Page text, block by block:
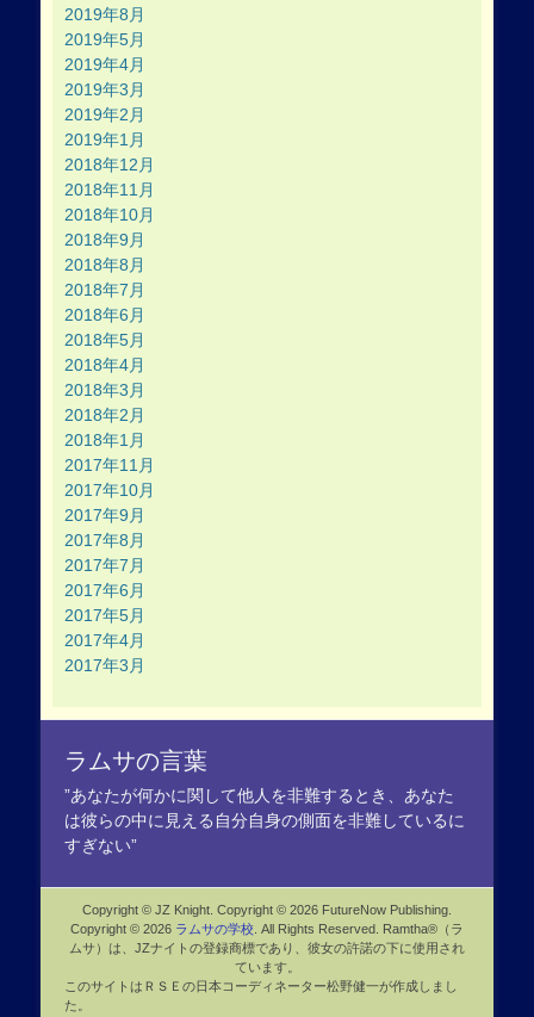
2019年8月
2019年5月
2019年4月
2019年3月
2019年2月
2019年1月
2018年12月
2018年11月
2018年10月
2018年9月
2018年8月
2018年7月
2018年6月
2018年5月
2018年4月
2018年3月
2018年2月
2018年1月
2017年11月
2017年10月
2017年9月
2017年8月
2017年7月
2017年6月
2017年5月
2017年4月
2017年3月
ラムサの言葉
”あなたが何かに関して他人を非難するとき、あなた
は彼らの中に見える自分自身の側面を非難しているに
すぎない”
Copyright © JZ Knight. Copyright © 2026 FutureNow Publishing.
Copyright © 2026 ラムサの学校 . All Rights Reserved. Ramtha®（ラ
ムサ）は、JZナイトの登録商標であり、彼女の許諾の下に使用され
ています。
このサイトはＲＳＥの日本コーディネーター松野健一が作成しまし
た。